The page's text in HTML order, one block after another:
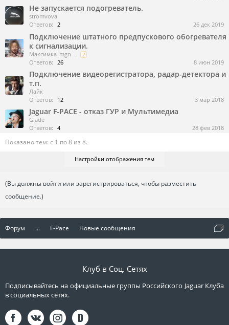
Не запускается подогреватель.
stromvova
Ответов: 2 26 дек 2019
Подключение штатного предпускового обогревателя
к сигнализации.
Максимка_mgn ... 2
Ответов: 26 8 июн 2019
Подключение видеорегистратора, радар-детектора и
т.п.
Лайк
Ответов:
12 3 мар 2018
Jaguar F-PACE - отказ ГУР и Мультимедиа
Glade
Ответов: 4 28 фев 2018
Показано тем: с 1 по 8 из 8.
Настройки отображения тем
(Вы должны войти или зарегистрироваться, чтобы разместить
сообщение.)
Форум ... F-Pace Новые сообщения
Клуб в Соц. Сетях
Подписывайтесь на официальные группы Российского Jaguar Клуба
в социальных сетях.